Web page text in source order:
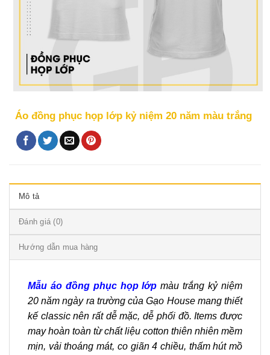
Áo đồng phục họp lớp kỷ niệm 20 năm màu trắng
Mô tả
Đánh giá (0)
Hướng dẫn mua hàng
Mẫu áo đồng phục họp lớp màu trắng kỷ niệm
20 năm ngày ra trường của Gạo House mang thiết
kế classic nên rất dễ mặc, dễ phối đồ. Items được
may hoàn toàn từ chất liệu cotton thiên nhiên mềm
mịn, vải thoáng mát, co giãn 4 chiều, thấm hút mồ